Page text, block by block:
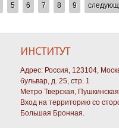
5 6 7 8 9
ИНСТИТУТ
Адрес: Россия, 123104,
бульвар, д. 25, стр. 1
Метро Тверская,
Вход на территорию со
Большая Бронная.